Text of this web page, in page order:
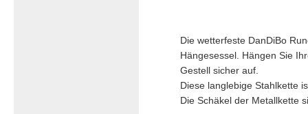
Die wetterfeste DanDiBo
Hängesessel. Hängen Sie
Gestell sicher auf.
Diese langlebige Stahlkette
Die Schäkel der Metallkette